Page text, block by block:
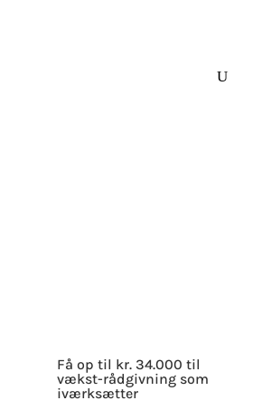
Få op til kr. 34.000 til
vækst-rådgivning som
iværksætter